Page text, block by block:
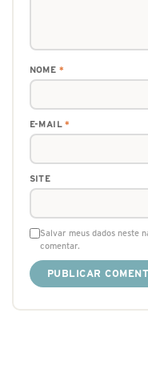
NOME *
E-MAIL*
SITE
Salvar meus dados neste
comentar.